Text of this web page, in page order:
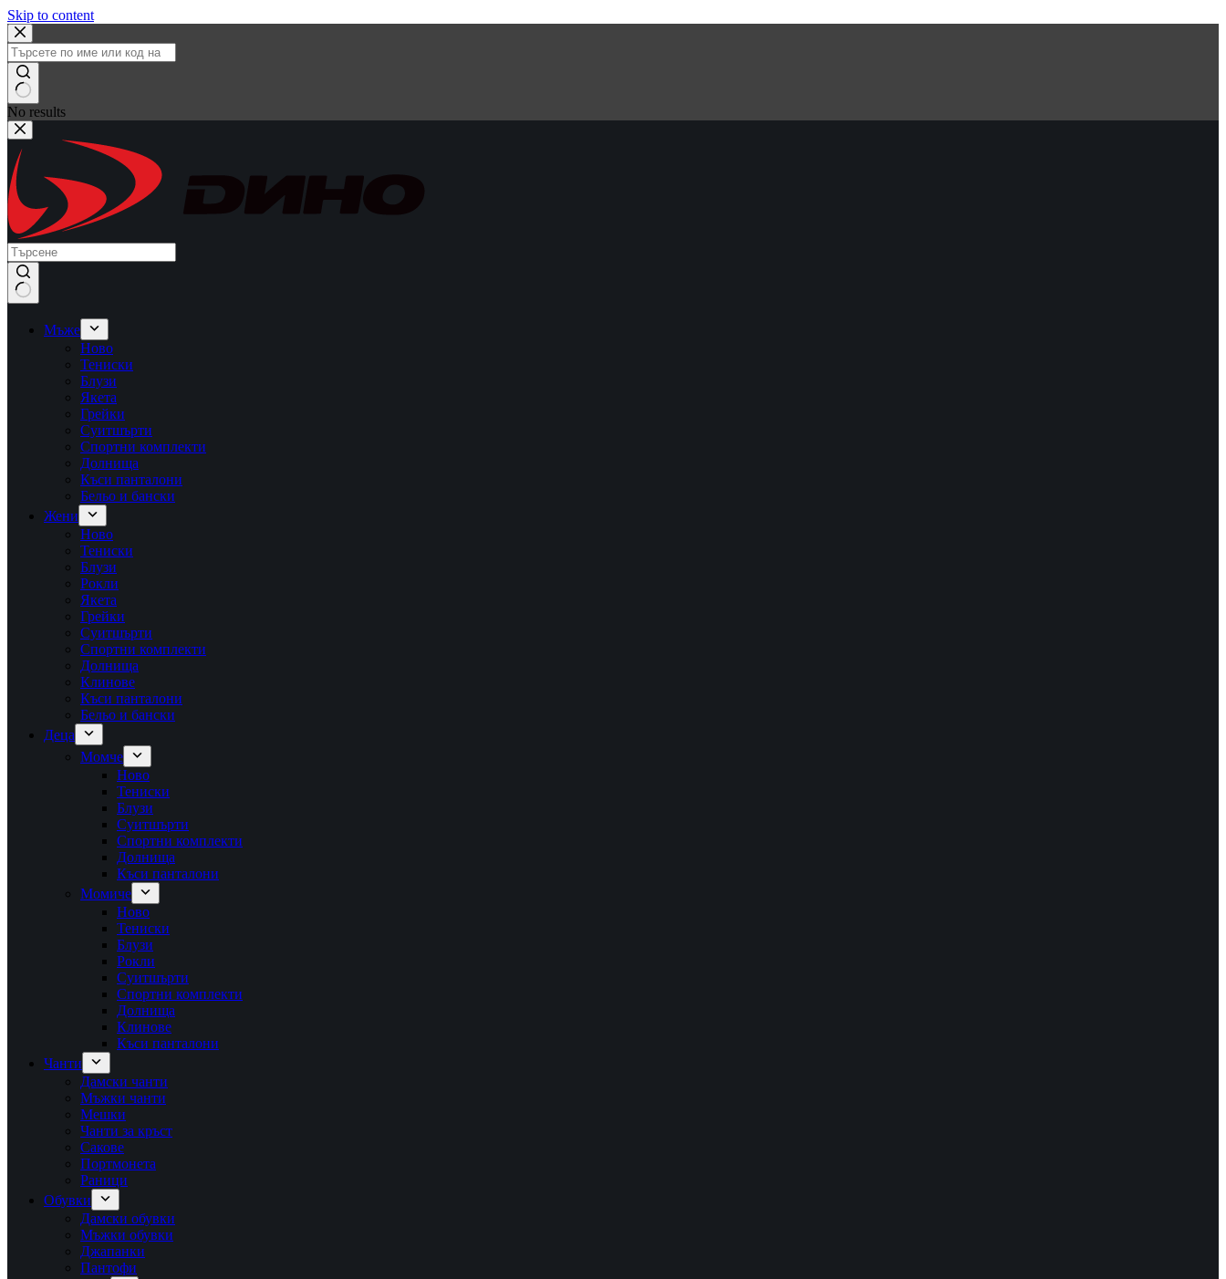
Skip to content
No results
Мъже
Ново
Тениски
Блузи
Якета
Грейки
Суитшърти
Спортни комплекти
Долнища
Къси панталони
Бельо и бански
Жени
Ново
Тениски
Блузи
Рокли
Якета
Грейки
Суитшърти
Спортни комплекти
Долнища
Клинове
Къси панталони
Бельо и бански
Деца
Момче
Ново
Тениски
Блузи
Суитшърти
Спортни комплекти
Долнища
Къси панталони
Момиче
Ново
Тениски
Блузи
Рокли
Суитшърти
Спортни комплекти
Долнища
Клинове
Къси панталони
Чанти
Дамски чанти
Мъжки чанти
Мешки
Чанти за кръст
Сакове
Портмонета
Раници
Обувки
Дамски обувки
Мъжки обувки
Джапанки
Пантофи